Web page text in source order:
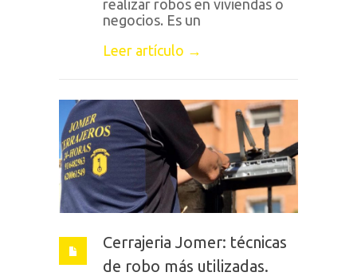
realizar robos en viviendas o
negocios. Es un
Leer artículo →
Cerrajeria Jomer: técnicas
de robo más utilizadas.